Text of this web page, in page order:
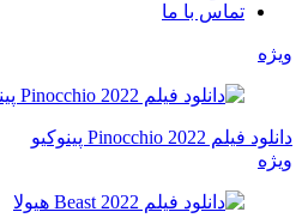
تماس با ما
ویژه
دانلود فیلم Pinocchio 2022 پینوکیو
ویژه